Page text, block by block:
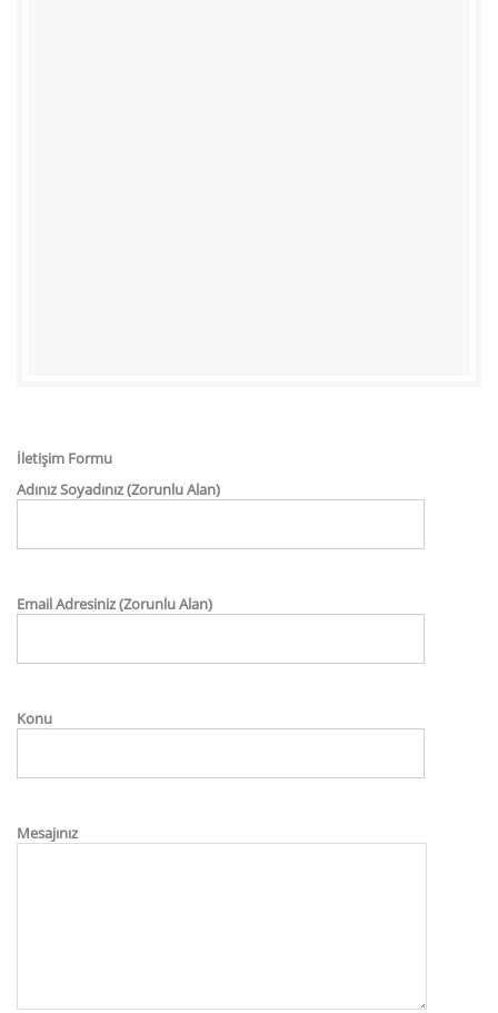
İletişim Formu
Adınız Soyadınız (Zorunlu Alan)
Email Adresiniz (Zorunlu Alan)
Konu
Mesajınız